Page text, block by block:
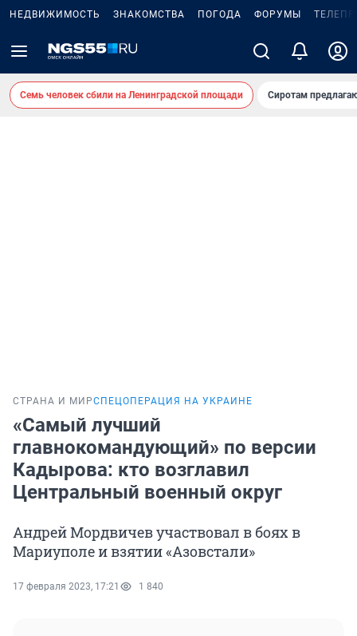
НЕДВИЖИМОСТЬ ЗНАКОМСТВА ПОГОДА ФОРУМЫ
Семь человек сбили на Ленинградской площади Сиротам
СТРАНА И МИРСПЕЦОПЕРАЦИЯ НА УКРАИНЕ
«Самый лучший
главнокомандующий» по версии
Кадырова: кто возглавил
Центральный военный округ
Андрей Мордвичев участвовал в боях в
Мариуполе и взятии «Азовстали»
17 февраля 2023, 17:21 1 840